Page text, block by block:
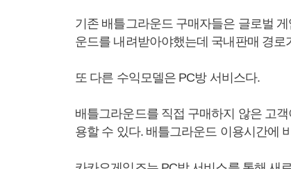
기존 배틀그라운드 구매자들은 글로벌
운드를 내려받아야했는데 국내판매 경로
또 다른 수익모델은 PC방 서비스다.
배틀그라운드를 직접 구매하지 않은 고
용할 수 있다. 배틀그라운드 이용시간에